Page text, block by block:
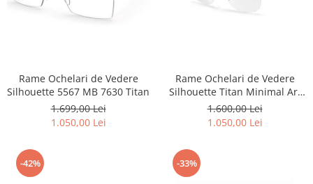
Gucci
J.F.Rey
Jean Louis Bertier
Miraflex
Mondoo
Rame Ochelari de Vedere
Silhouette 5567 MB 7630 Titan
1.699,00 Lei
1.050,00 Lei
Rame Ochelari de Vedere
Silhouette Titan Minimal Art
5599 NL 6560 TITAN MINIMAL
ART
1.600,00 Lei
1.050,00 Lei
-42% -33%